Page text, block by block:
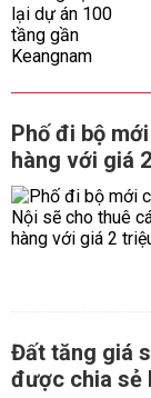
Phố đi bộ
hàng với giá
Đất tăng giá
được chia sẻ